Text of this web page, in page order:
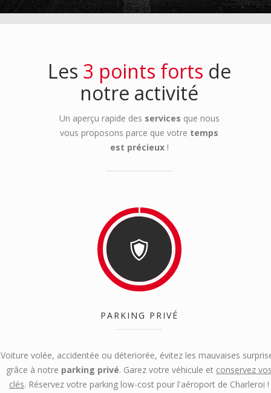
Les 3 points forts de
notre activité
Un aperçu rapide des services que nous
vous proposons parce que votre temps
est précieux!
PARKING PRIVÉ
Voiture volée, accidentée ou déteriorée, évitez les mauvaises
grâce à notre parking privé. Garez votre véhicule et conservez
clés. Réservez votre parking low-cost pour l'aéroport de Charleroi !